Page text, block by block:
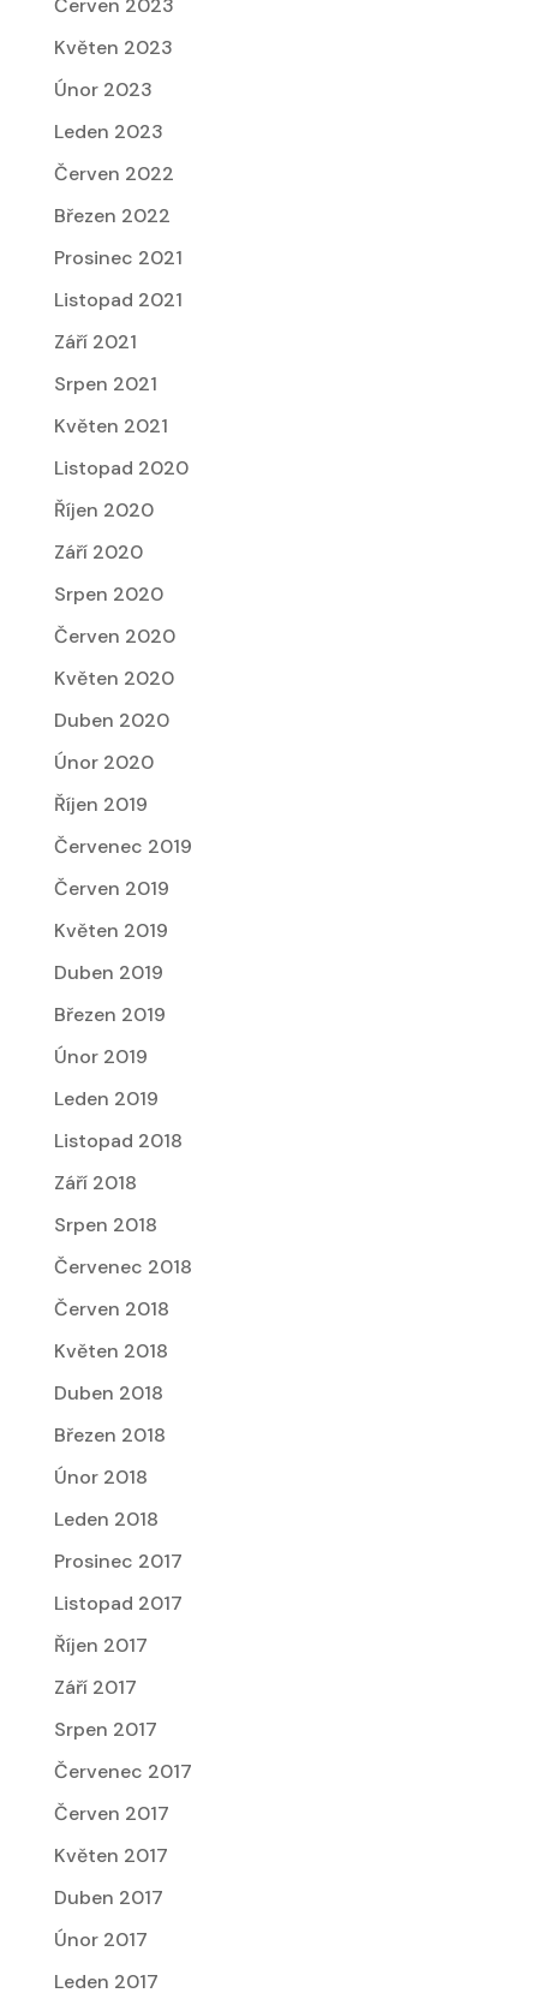
Květen 2023
Únor 2023
Leden 2023
Červen 2022
Březen 2022
Prosinec 2021
Listopad 2021
Září 2021
Srpen 2021
Květen 2021
Listopad 2020
Říjen 2020
Září 2020
Srpen 2020
Červen 2020
Květen 2020
Duben 2020
Únor 2020
Říjen 2019
Červenec 2019
Červen 2019
Květen 2019
Duben 2019
Březen 2019
Únor 2019
Leden 2019
Listopad 2018
Září 2018
Srpen 2018
Červenec 2018
Červen 2018
Květen 2018
Duben 2018
Březen 2018
Únor 2018
Leden 2018
Prosinec 2017
Listopad 2017
Říjen 2017
Září 2017
Srpen 2017
Červenec 2017
Červen 2017
Květen 2017
Duben 2017
Únor 2017
Leden 2017